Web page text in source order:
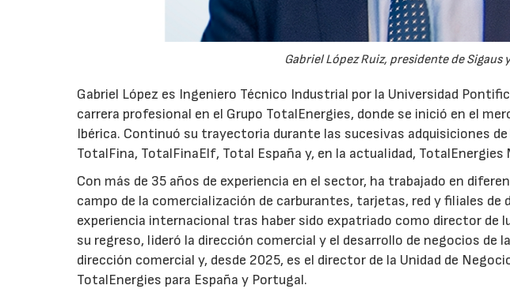
Gabriel López Ruiz, presidente de Sigaus
Gabriel López es Ingeniero Técnico Industrial por la Universidad
carrera profesional en el Grupo TotalEnergies, donde se inició en el
Ibérica. Continuó su trayectoria durante las sucesivas adquisiciones
TotalFina, TotalFinaElf, Total España y, en la actualidad, TotalEnergies
Con más de 35 años de experiencia en el sector, ha trabajado en
campo de la comercialización de carburantes, tarjetas, red y filiales
experiencia internacional tras haber sido expatriado como director de
su regreso, lideró la dirección comercial y el desarrollo de negocios de
dirección comercial y, desde 2025, es el director de la Unidad de
TotalEnergies para España y Portugal.